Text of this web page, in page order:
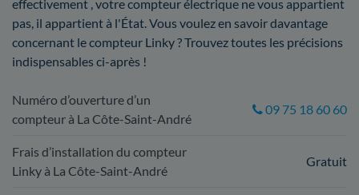
effectivement , votre compteur électrique ne vous appartient
pas, il appartient à l'État. Vous voulez en savoir davantage
concernant le compteur Linky ? Trouvez toutes les précisions
indispensables ci-après !
Numéro d’ouverture d’un
compteur à La Côte-Saint-André
09 75 18 60 60
Frais d’installation du compteur
Linky à La Côte-Saint-André
Gratuit